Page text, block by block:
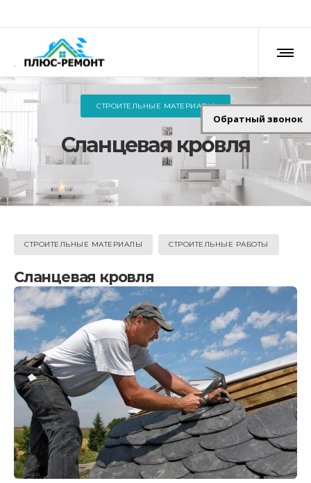
СТРОИТЕЛЬНЫЕ МАТЕРИАЛЫ
Сланцевая кровля
СТРОИТЕЛЬНЫЕ МАТЕРИАЛЫ СТРОИТЕЛЬНЫЕ РАБОТЫ
Сланцевая кровля
Обратный звонок